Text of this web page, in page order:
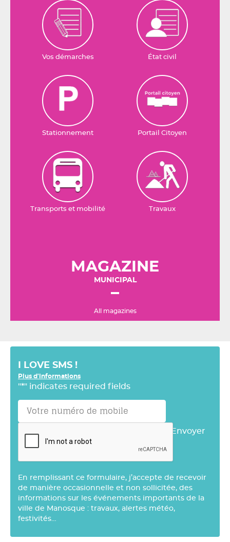
Vos démarches État civil
Stationnement Portail Citoyen
Transports et mobilité Travaux
MAGAZINE
MUNICIPAL
All magazines
I LOVE SMS !
Plus d'informations
"*" indicates required fields
Envoyer
En remplissant ce formulaire, j’accepte de recevoir
de manière occasionnelle et non sollicitée, des
informations sur les événements importants de la
ville de Manosque : travaux, alertes météo,
festivités…